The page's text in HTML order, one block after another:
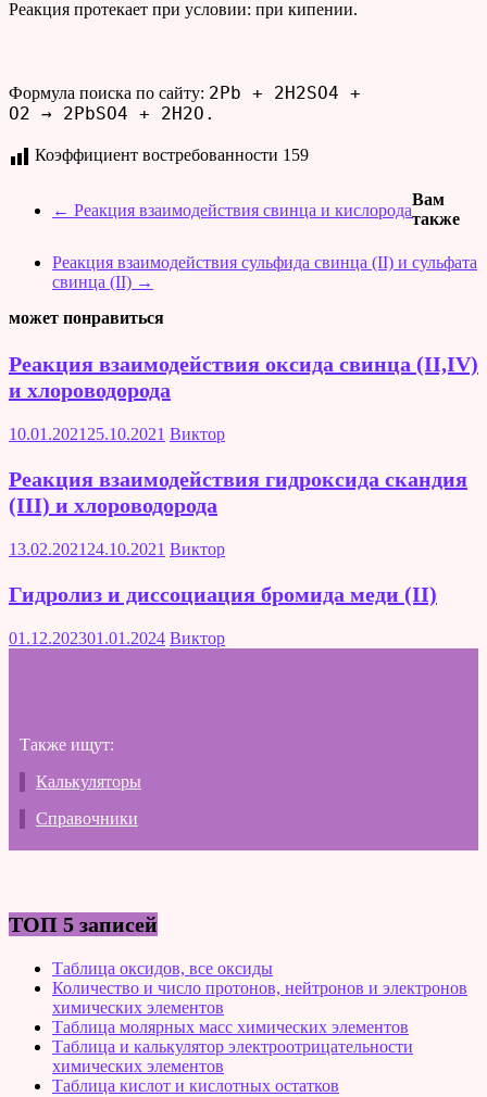
Реакция протекает при условии: при кипении.
Формула поиска по сайту: 2Pb + 2H2SO4 +
O2 → 2PbSO4 + 2H2O.
Коэффициент востребованности 159
← Реакция взаимодействия свинца и кислорода
Реакция взаимодействия сульфида свинца (II) и сульфата
свинца (II) →
Вам
также
может понравиться
Реакция взаимодействия оксида свинца (II,IV)
и хлороводорода
10.01.2021 25.10.2021 Виктор
Реакция взаимодействия гидроксида скандия
(III) и хлороводорода
13.02.2021 24.10.2021 Виктор
Гидролиз и диссоциация бромида меди (II)
01.12.202301.01.2024 Виктор
Также ищут:
Калькуляторы
Справочники
ТОП 5 записей
Таблица оксидов, все оксиды
Количество и число протонов, нейтронов и электронов
химических элементов
Таблица молярных масс химических элементов
Таблица и калькулятор электроотрицательности
химических элементов
Таблица кислот и кислотных остатков